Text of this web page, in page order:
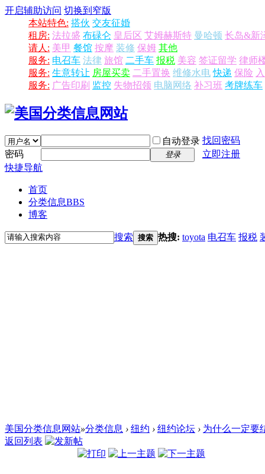
开启辅助访问 切换到窄版
本站特色: 搭伙 交友征婚
租房: 法拉盛 布碌仑 皇后区 艾姆赫斯特 曼哈顿 长岛&新
请人: 美甲 餐馆 按摩 装修 保姆 其他
服务: 电召车 法律 旅馆 二手车 报税 美容 签证留学 律师
服务: 生意转让 房屋买卖 二手置换 维修水电 快递 保险
服务: 广告印刷 监控 失物招领 电脑网络 补习班 考牌练车
自动登录 找回密码
密码
登录
立即注册
快捷导航
首页
分类信息BBS
博客
搜索 搜索 热搜: toyota 电召车 报税
美国分类信息网站»分类信息 › 纽约 › 纽约论坛 › 为什么一定要
返回列表